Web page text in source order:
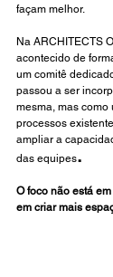
façam melhor.
Na ARCHITECTS
acontecido de
um comitê
passou a ser
mesma, mas
processos
ampliar a
das equipes.
O foco não está
em criar mais